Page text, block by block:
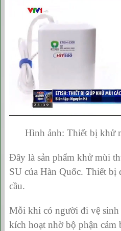
Hình ảnh: Thiết bị khử
Đây là sản phẩm khử mùi
SU của Hàn Quốc. Thiết bị
cầu.
Mỗi khi có người đi vệ sinh
kích hoạt nhờ bộ phận